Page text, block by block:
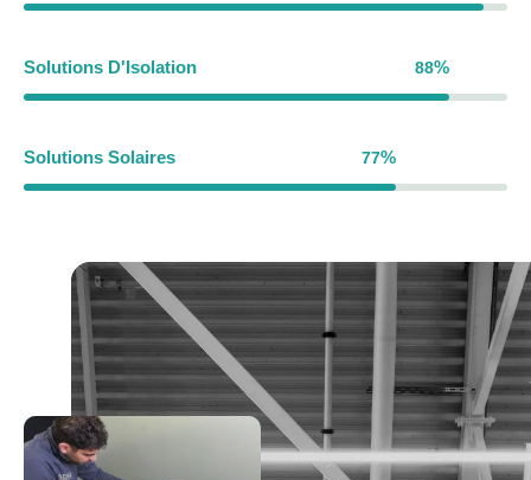
Solutions D'Isolation 88%
Solutions Solaires 77%